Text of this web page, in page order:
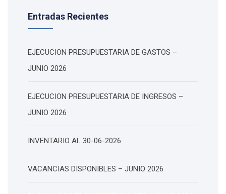
Entradas Recientes
EJECUCION PRESUPUESTARIA DE GASTOS –
JUNIO 2026
EJECUCION PRESUPUESTARIA DE INGRESOS –
JUNIO 2026
INVENTARIO AL 30-06-2026
VACANCIAS DISPONIBLES – JUNIO 2026